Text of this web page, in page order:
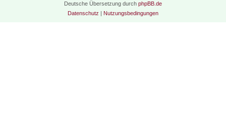
Deutsche Übersetzung durch phpBB.de
Datenschutz | Nutzungsbedingungen